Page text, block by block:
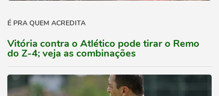
É PRA QUEM ACREDITA
Vitória contra o Atlético pode tirar o Remo
do Z-4; veja as combinações